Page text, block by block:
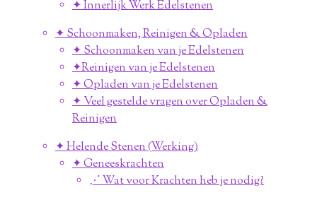
✦ Innerlijk Werk Edelstenen
✦ Schoonmaken, Reinigen & Opladen
✦ Schoonmaken van je Edelstenen
✦Reinigen van je Edelstenen
✦ Opladen van je Edelstenen
✦ Veel gestelde vragen over Opladen &
Reinigen
✦ Helende Stenen (Werking)
✦ Geneeskrachten
⋰ Wat voor Krachten heb je nodig?